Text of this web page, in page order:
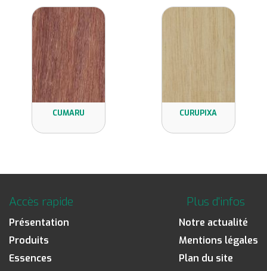
CUMARU CURUPIXA
Accès rapide
Présentation
Produits
Essences
Plus d'infos
Notre actualité
Mentions légales
Plan du site